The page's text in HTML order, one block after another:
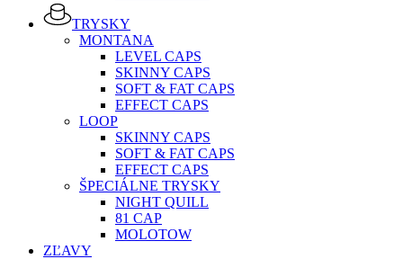
TRYSKY
MONTANA
LEVEL CAPS
SKINNY CAPS
SOFT & FAT CAPS
EFFECT CAPS
LOOP
SKINNY CAPS
SOFT & FAT CAPS
EFFECT CAPS
ŠPECIÁLNE TRYSKY
NIGHT QUILL
81 CAP
MOLOTOW
ZĽAVY